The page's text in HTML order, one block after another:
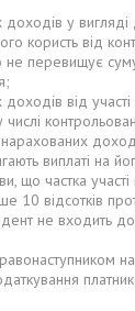
у вигляді
користь від
перевищує
від участі
виплаті на
що частка участі
10 відсотків
не входить